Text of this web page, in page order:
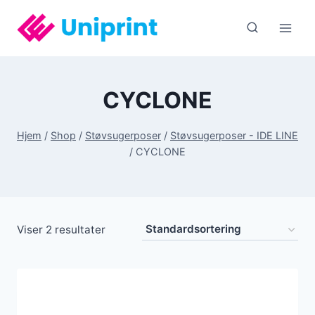
indhold
CYCLONE
Hjem / Shop / Støvsugerposer / Støvsugerposer - IDE LINE
/ CYCLONE
Viser 2 resultater